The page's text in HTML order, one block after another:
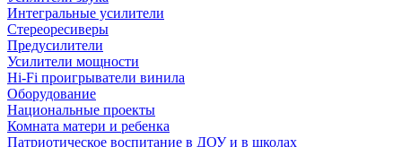
Интегральные усилители
Стереоресиверы
Предусилители
Усилители мощности
Hi-Fi проигрыватели винила
Оборудование
Национальные проекты
Комната матери и ребенка
Патриотическое воспитание в ДОУ и в школах